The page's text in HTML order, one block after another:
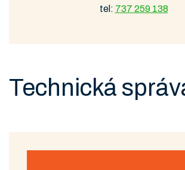
tel: 737 259 138
Technická